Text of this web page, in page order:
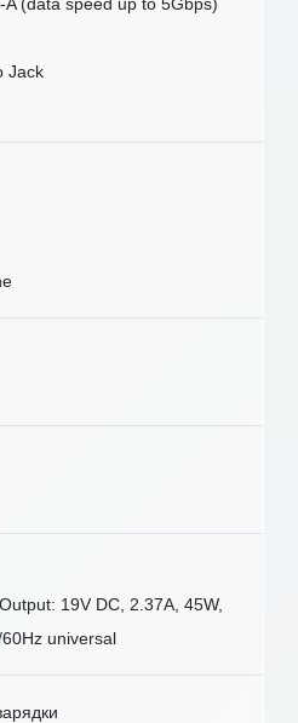
Jack
19V DC, 2.37A, 45W,
universal